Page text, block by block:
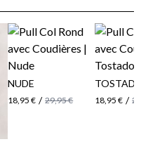
NUDE
18,95 € / 29,95 € 18,95 € /